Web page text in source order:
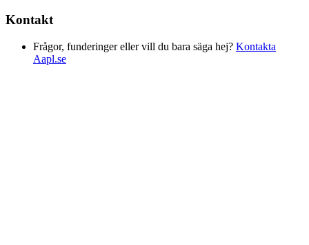
Kontakt
Frågor, funderinger eller vill du bara säga hej? Kontakta
Aapl.se